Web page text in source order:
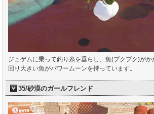
ジュゲムに乗って釣り糸を垂らし、魚(プクプク)が
回り大きい魚がパワームーンを持っています。
35/砂漠のガールフレンド